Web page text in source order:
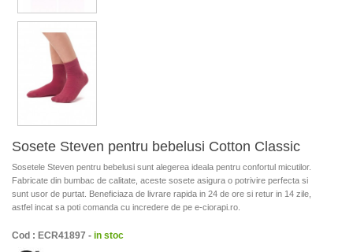
Sosete Steven pentru bebelusi Cotton Classic
Sosetele Steven pentru bebelusi sunt alegerea ideala pentru confortul micutilor.
Fabricate din bumbac de calitate, aceste sosete asigura o potrivire perfecta si
sunt usor de purtat. Beneficiaza de livrare rapida in 24 de ore si retur in 14 zile,
astfel incat sa poti comanda cu incredere de pe e-ciorapi.ro.
Cod : ECR41897 - in stoc